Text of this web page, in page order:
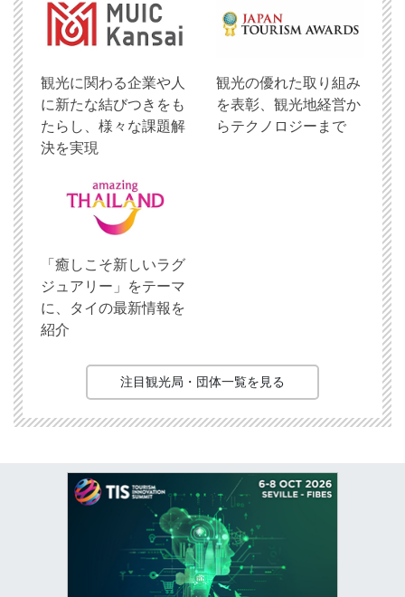
観光に関わる企業や人
に新たな結びつきをも
たらし、様々な課題解
決を実現
観光の優れた取り組み
を表彰、観光地経営か
らテクノロジーまで
「癒しこそ新しいラグ
ジュアリー」をテーマ
に、タイの最新情報を
紹介
注目観光局・団体一覧を見る